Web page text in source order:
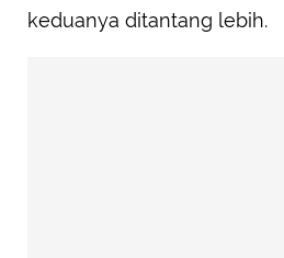
keduanya ditantang lebih.